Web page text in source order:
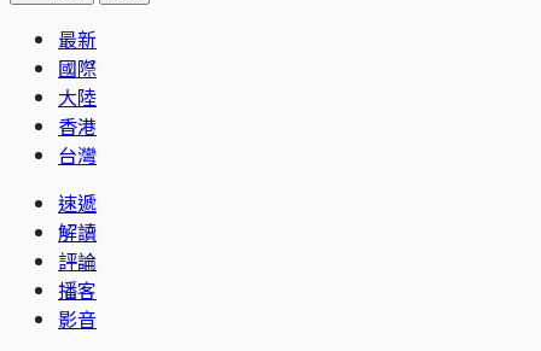
最新
國際
大陸
香港
台灣
速遞
解讀
評論
播客
影音